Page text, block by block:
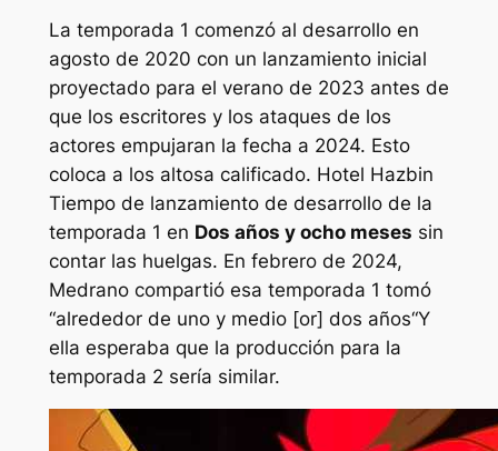
La temporada 1 comenzó al desarrollo en
agosto de 2020 con un lanzamiento inicial
proyectado para el verano de 2023 antes de
que los escritores y los ataques de los
actores empujaran la fecha a 2024. Esto
coloca a los altosa calificado. Hotel Hazbin
Tiempo de lanzamiento de desarrollo de la
temporada 1 en Dos años y ocho meses sin
contar las huelgas. En febrero de 2024,
Medrano compartió esa temporada 1 tomó
“alrededor de uno y medio [or] dos años“Y
ella esperaba que la producción para la
temporada 2 sería similar.